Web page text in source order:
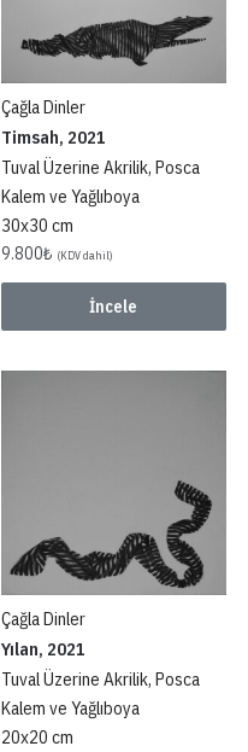
Çağla Dinler
Timsah, 2021
Tuval Üzerine Akrilik, Posca
Kalem ve Yağlıboya
30x30 cm
9.800₺ (KDV dahil)
İncele
Çağla Dinler
Yılan, 2021
Tuval Üzerine Akrilik, Posca
Kalem ve Yağlıboya
20x20 cm